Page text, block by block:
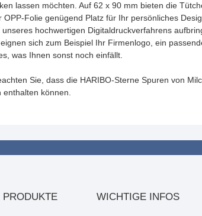
lassen möchten. Auf 62 x 90 mm bieten die
OPP-Folie genügend Platz für Ihr persönliches
unseres hochwertigen Digitaldruckverfahrens
sich zum Beispiel Ihr Firmenlogo, ein
was Ihnen sonst noch einfällt.
Sie, dass die HARIBO-Sterne Spuren von
enthalten können.
PRODUKTE WICHTIGE INFOS